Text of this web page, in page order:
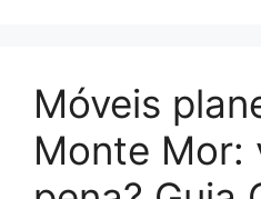
Móveis
Monte Mor: